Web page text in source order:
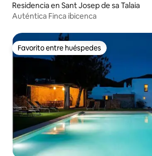
Residencia en Sant Josep de sa Talaia
Auténtica Finca ibicenca
Favorito entre huéspedes
Favorito entre huéspedes